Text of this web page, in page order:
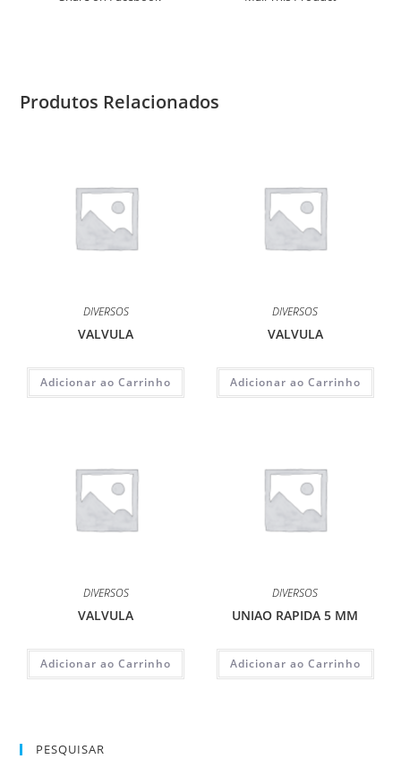
new
new
Produtos Relacionados
DIVERSOS
VALVULA
Adicionar ao Carrinho
DIVERSOS
VALVULA
Adicionar ao Carrinho
DIVERSOS
VALVULA
Adicionar ao Carrinho
DIVERSOS
UNIAO RAPIDA 5 MM
Adicionar ao Carrinho
PESQUISAR